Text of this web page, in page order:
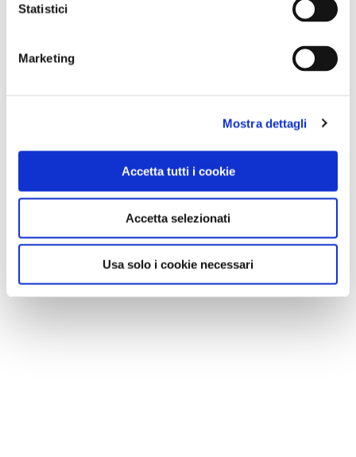
Statistici
Marketing
Mostra dettagli
Accetta tutti i cookie
Accetta selezionati
Usa solo i cookie necessari
VEDI SU